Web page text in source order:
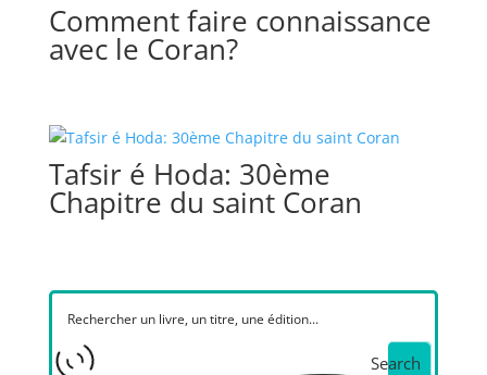
Comment faire connaissance
avec le Coran?
Tafsir é Hoda: 30ème
Chapitre du saint Coran
Search